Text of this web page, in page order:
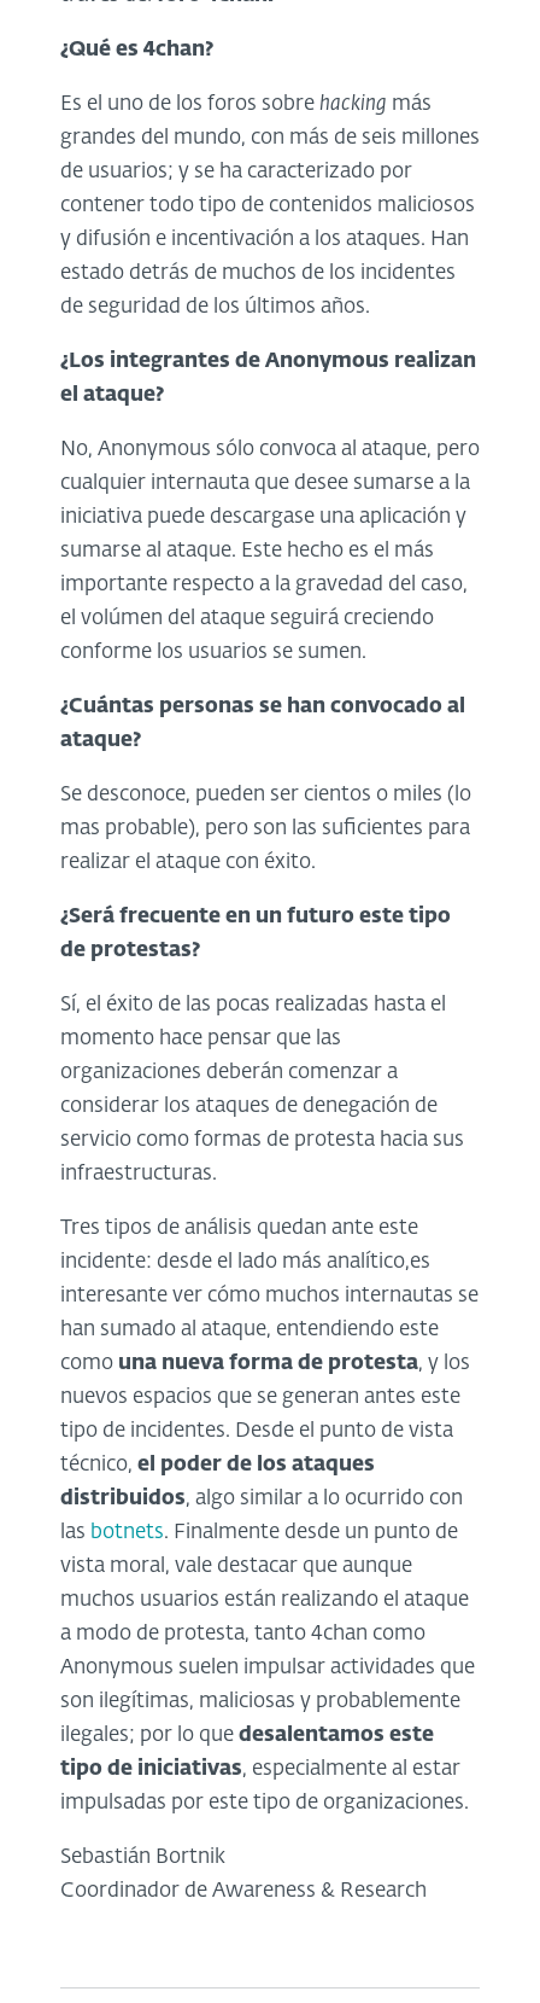
¿Qué es 4chan?
Es el uno de los foros sobre hacking más
grandes del mundo, con más de seis millones
de usuarios; y se ha caracterizado por
contener todo tipo de contenidos maliciosos
y difusión e incentivación a los ataques. Han
estado detrás de muchos de los incidentes
de seguridad de los últimos años.
¿Los integrantes de Anonymous realizan
el ataque?
No, Anonymous sólo convoca al ataque, pero
cualquier internauta que desee sumarse a la
iniciativa puede descargase una aplicación y
sumarse al ataque. Este hecho es el más
importante respecto a la gravedad del caso,
el volúmen del ataque seguirá creciendo
conforme los usuarios se sumen.
¿Cuántas personas se han convocado al
ataque?
Se desconoce, pueden ser cientos o miles (lo
mas probable), pero son las suficientes para
realizar el ataque con éxito.
¿Será frecuente en un futuro este tipo
de protestas?
Sí, el éxito de las pocas realizadas hasta el
momento hace pensar que las
organizaciones deberán comenzar a
considerar los ataques de denegación de
servicio como formas de protesta hacia sus
infraestructuras.
Tres tipos de análisis quedan ante este
incidente: desde el lado más analítico,es
interesante ver cómo muchos internautas se
han sumado al ataque, entendiendo este
como una nueva forma de protesta, y los
nuevos espacios que se generan antes este
tipo de incidentes. Desde el punto de vista
técnico, el poder de los ataques
distribuidos, algo similar a lo ocurrido con
las botnets. Finalmente desde un punto de
vista moral, vale destacar que aunque
muchos usuarios están realizando el ataque
a modo de protesta, tanto 4chan como
Anonymous suelen impulsar actividades que
son ilegítimas, maliciosas y probablemente
ilegales; por lo que desalentamos este
tipo de iniciativas, especialmente al estar
impulsadas por este tipo de organizaciones.
Sebastián Bortnik
Coordinador de Awareness & Research